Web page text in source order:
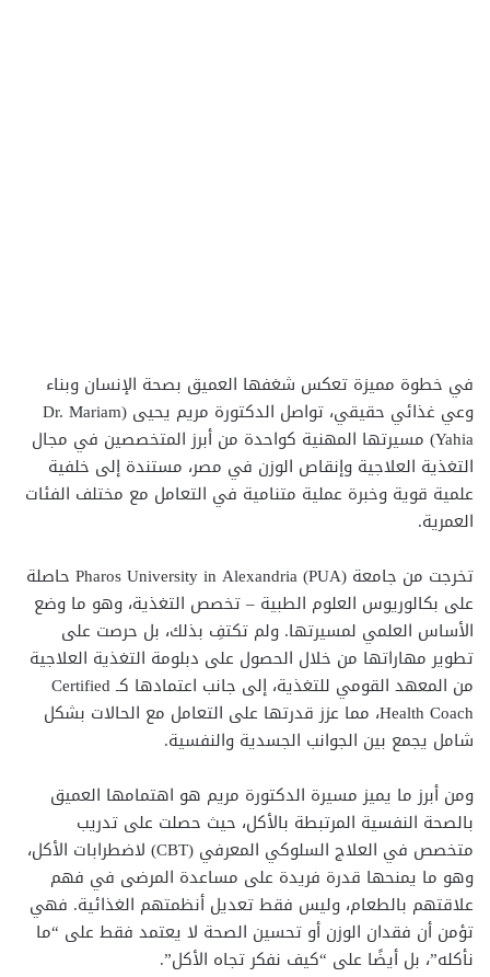
في خطوة مميزة تعكس شغفها العميق بصحة الإنسان وبناء
وعي غذائي حقيقي، تواصل الدكتورة مريم يحيى (Dr. Mariam
Yahia) مسيرتها المهنية كواحدة من أبرز المتخصصين في مجال
التغذية العلاجية وإنقاص الوزن في مصر، مستندة إلى خلفية
علمية قوية وخبرة عملية متنامية في التعامل مع مختلف الفئات
العمرية.
تخرجت من جامعة Pharos University in Alexandria (PUA) حاصلة
على بكالوريوس العلوم الطبية – تخصص التغذية، وهو ما وضع
الأساس العلمي لمسيرتها. ولم تكتفِ بذلك، بل حرصت على
تطوير مهاراتها من خلال الحصول على دبلومة التغذية العلاجية
من المعهد القومي للتغذية، إلى جانب اعتمادها كـ Certified
Health Coach، مما عزز قدرتها على التعامل مع الحالات بشكل
شامل يجمع بين الجوانب الجسدية والنفسية.
ومن أبرز ما يميز مسيرة الدكتورة مريم هو اهتمامها العميق
بالصحة النفسية المرتبطة بالأكل، حيث حصلت على تدريب
متخصص في العلاج السلوكي المعرفي (CBT) لاضطرابات الأكل،
وهو ما يمنحها قدرة فريدة على مساعدة المرضى في فهم
علاقتهم بالطعام، وليس فقط تعديل أنظمتهم الغذائية. فهي
تؤمن أن فقدان الوزن أو تحسين الصحة لا يعتمد فقط على “ما
نأكله”، بل أيضًا على “كيف نفكر تجاه الأكل”.